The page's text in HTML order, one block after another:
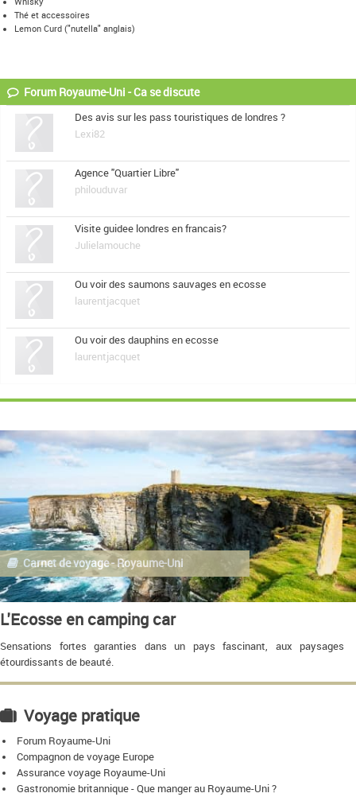
Palais de Westminster et l'abbaye de Westminster incluant l'église Sainte-
Marguerite (1987)
Liverpool – Port marchand (2004)
Cathédrale, abbaye Saint-Augustin et église Saint-Martin à Cantorbéry
(1988)
Pont-canal et canal de Pontcysyllte (2009)
Île d'Henderson (1988)
Tour de Londres (1988)
Îles de Gough et Inaccessible (1995)
Frontières de l’Empire romain (1987)
Vieille ville et Nouvelle ville d'Edimbourg (1995)
Thé et accessoires
Lemon Curd ("nutella" anglais)
Forum Royaume-Uni - Ca se discute
Des avis sur les pass touristiques de londres ?
Lexi82
Agence "Quartier Libre"
philouduvar
Visite guidee londres en francais?
Julielamouche
Ou voir des saumons sauvages en ecosse
laurentjacquet
Ou voir des dauphins en ecosse
laurentjacquet
Carnet de voyage - Royaume-Uni
L'Ecosse en camping car
Sensations fortes garanties dans un pays fascinant, aux paysages
étourdissants de beauté.
Voyage pratique
Forum Royaume-Uni
Compagnon de voyage Europe
Assurance voyage Royaume-Uni
Gastronomie britannique - Que manger au Royaume-Uni ?